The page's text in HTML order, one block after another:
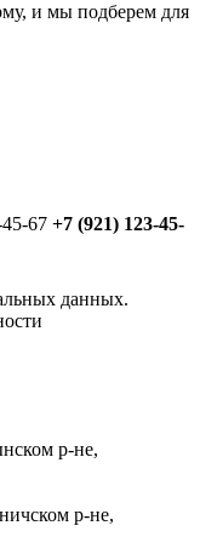
и мы подберем для
67 +7 (921) 123-45-
данных.
р-не,
р-не,